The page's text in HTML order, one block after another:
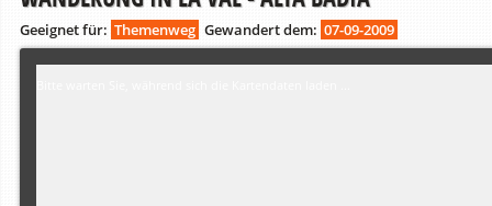
Geeignet für: Themenweg Gewandert dem: 07-09-2009